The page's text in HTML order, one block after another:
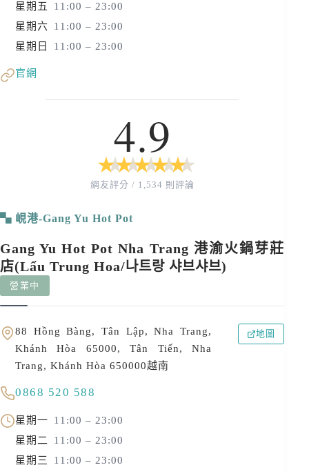
星期五
11:00 – 23:00
星期六
11:00 – 23:00
星期日
11:00 – 23:00
官網
4.9
★
★ ★
★ ★
★ ★
★ ★
★
網友評分 / 1,534 則評論
峴港-Gang Yu Hot Pot
Gang Yu Hot Pot Nha Trang 港渝火鍋芽莊
店(Lẩu Trung Hoa/나트랑 샤브샤브)
營業中
88 Hồng Bàng, Tân Lập, Nha Trang,
Khánh Hòa 65000, Tân Tiến, Nha
Trang, Khánh Hòa 650000越南
地圖
0868 520 588
星期一
11:00 – 23:00
星期二
11:00 – 23:00
星期三
11:00 – 23:00